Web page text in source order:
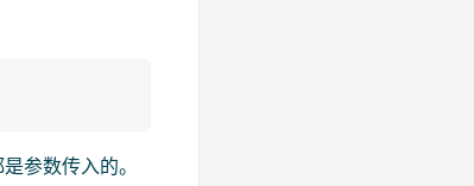
参数传入的。